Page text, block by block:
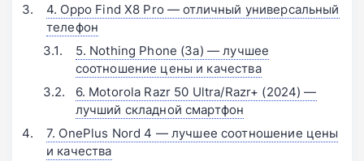
4. Oppo Find X8 Pro — отличный универсальный
телефон
5. Nothing Phone (3a) — лучшее
соотношение цены и качества
6. Motorola Razr 50 Ultra/Razr+ (2024) —
лучший складной смартфон
7. OnePlus Nord 4 — лучшее соотношение цены
и качества